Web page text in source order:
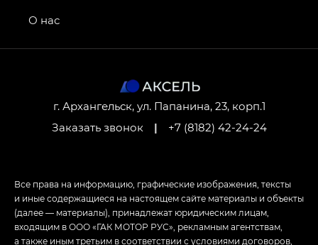
г. Архангельск, ул. Папанина, 23, корп.1
Заказать звонок
| +7 (8182) 42-24-24
О нас
Все права на информацию, графические изображения, тексты
и иные содержащиеся на настоящем сайте материалы и объекты
(далее — материалы), принадлежат юридическим лицам,
входящим в ООО «ГАК МОТОР РУС», рекламным агентствам,
а также иным третьим в соответствии с условиями договоров,